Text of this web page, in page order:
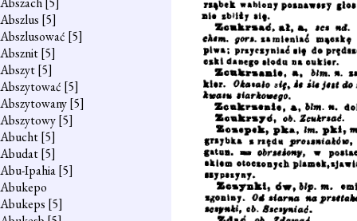
Abszlus [5]
Abszlusować [5]
Absznit[5]
Abszyt[5]
Abszytować [5]
Abszytowany[5]
Abszytowy[5]
Abucht[5]
Abudat[5]
Abu-Ipahia[5]
Abukepo
Abukeps [5]